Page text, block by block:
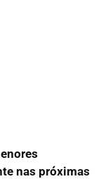
nas próximas